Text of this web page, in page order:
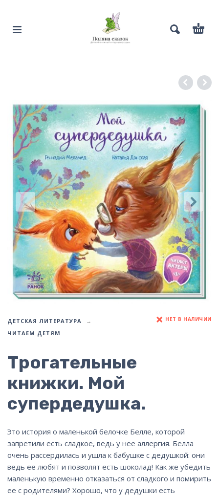
ДЕТСКАЯ ЛИТЕРАТУРА
ЧИТАЕМ ДЕТЯМ
НЕТ В НАЛИЧИИ
Трогательные
книжки. Мой
супердедушка.
Это история о маленькой белочке Белле, которой
запретили есть сладкое, ведь у нее аллергия. Белла
очень рассердилась и ушла к бабушке с дедушкой: они
ведь ее любят и позволят есть шоколад! Как же убедить
маленькую временно отказаться от сладкого и помирить
ее с родителями? Хорошо, что у дедушки есть